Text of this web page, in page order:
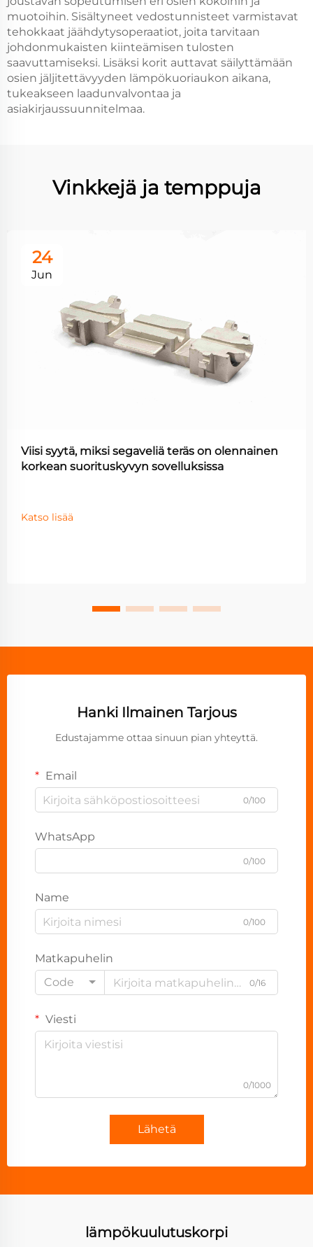
muotoihin. Sisältyneet vedostunnisteet varmistavat
tehokkaat jäähdytysoperaatiot, joita tarvitaan
johdonmukaisten kiinteämisen tulosten
saavuttamiseksi. Lisäksi korit auttavat säilyttämään
osien jäljitettävyyden lämpökuoriaukon aikana,
tukeakseen laadunvalvontaa ja
asiakirjaussuunnitelmaa.
Vinkkejä ja temppuja
24
Jun
Viisi syytä, miksi segaveliä teräs on olennainen
korkean suorituskyvyn sovelluksissa
Katso lisää
Hanki Ilmainen Tarjous
Edustajamme ottaa sinuun pian yhteyttä.
Email
0/100
WhatsApp
0/100
Name
0/100
Matkapuhelin
Code
0/16
Viesti
0/1000
Lähetä
lämpökuulutuskorpi